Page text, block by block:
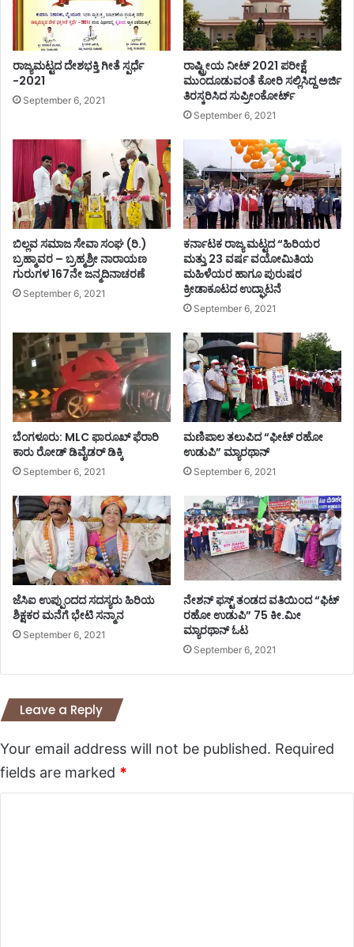
ರಾಜ್ಯಮಟ್ಟದ ದೇಶಭಕ್ತಿ ಗೀತೆ ಸ್ಪರ್ಧೆ
-2021
September 6, 2021
ರಾಷ್ಟ್ರೀಯ ನೀಟ್ 2021 ಪರೀಕ್ಷೆ
ಮುಂದೂಡುವಂತೆ ಕೋರಿ ಸಲ್ಲಿಸಿದ್ದ ಅರ್ಜಿ
ತಿರಸ್ಕರಿಸಿದ ಸುಪ್ರೀಂಕೋರ್ಟ್
September 6, 2021
ಬಿಲ್ಲವ ಸಮಾಜ ಸೇವಾ ಸಂಘ (ರಿ.)
ಬ್ರಹ್ಮಾವರ – ಬ್ರಹ್ಮಶ್ರೀ ನಾರಾಯಣ
ಗುರುಗಳ 167ನೇ ಜನ್ಮದಿನಾಚರಣೆ
September 6, 2021
ಕರ್ನಾಟಕ ರಾಜ್ಯ ಮಟ್ಟದ “ಹಿರಿಯರ
ಮತ್ತು 23 ವರ್ಷ ವಯೋಮಿತಿಯ
ಮಹಿಳೆಯರ ಹಾಗೂ ಪುರುಷರ
ಕ್ರೀಡಾಕೂಟದ ಉದ್ಘಾಟನೆ
September 6, 2021
ಬೆಂಗಳೂರು: MLC ಫಾರೂಖ್ ಫೆರಾರಿ
ಕಾರು ರೋಡ್​​ ಡಿವೈಡರ್​​ ಡಿಕ್ಕಿ
September 6, 2021
ಮಣಿಪಾಲ ತಲುಪಿದ “ಫೀಟ್ ರಹೋ
ಉಡುಪಿ” ಮ್ಯಾರಥಾನ್
September 6, 2021
ಜೆಸಿಐ ಉಪ್ಪುಂದದ ಸದಸ್ಯರು ಹಿರಿಯ
ಶಿಕ್ಷಕರ ಮನೆಗೆ ಭೇಟಿ ಸನ್ಮಾನ
September 6, 2021
ನೇಶನ್ ಫಸ್ಟ್ ತಂಡದ ವತಿಯಿಂದ “ಫಿಟ್
ರಹೋ ಉಡುಪಿ” 75 ಕೀ.ಮೀ
ಮ್ಯಾರಥಾನ್ ಓಟ
September 6, 2021
Leave a Reply
Your email address will not be published. Required
fields are marked *